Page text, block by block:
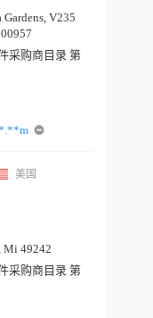
V235
采购商目录 第
美国
Mi 49242
采购商目录 第